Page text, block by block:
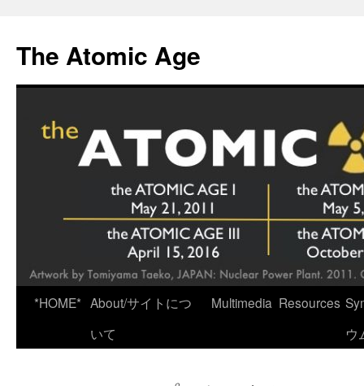
content
The Atomic Age
*HOME* About/サイトにつ
いて
Multimedia Resources
ウ